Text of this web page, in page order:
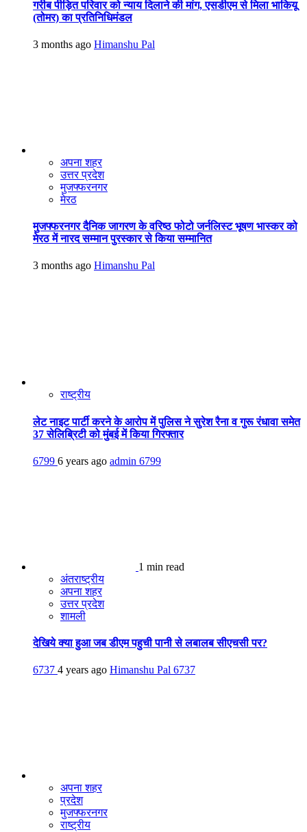
गरीब पीड़ित परिवार को न्याय दिलाने की मांग, एसडीएम से मिला भाकियू
(तोमर) का प्रतिनिधिमंडल
3 months ago Himanshu Pal
अपना शहर
उत्तर प्रदेश
मुजफ्फरनगर
मेरठ
मुजफ्फरनगर दैनिक जागरण के वरिष्ठ फोटो जर्नलिस्ट भूषण भास्कर को
मेरठ में नारद सम्मान पुरस्कार से किया सम्मानित
3 months ago Himanshu Pal
राष्ट्रीय
लेट नाइट पार्टी करने के आरोप में पुलिस ने सुरेश रैना व गुरू रंधावा समेत
37 सेलिब्रिटी को मुंबई में किया गिरफ्तार
6799 6 years ago admin 6799
1 min read
अंतराष्ट्रीय
अपना शहर
उत्तर प्रदेश
शामली
देखिये क्या हुआ जब डीएम पहुची पानी से लबालब सीएचसी पर?
6737 4 years ago Himanshu Pal 6737
अपना शहर
प्रदेश
मुजफ्फरनगर
राष्ट्रीय